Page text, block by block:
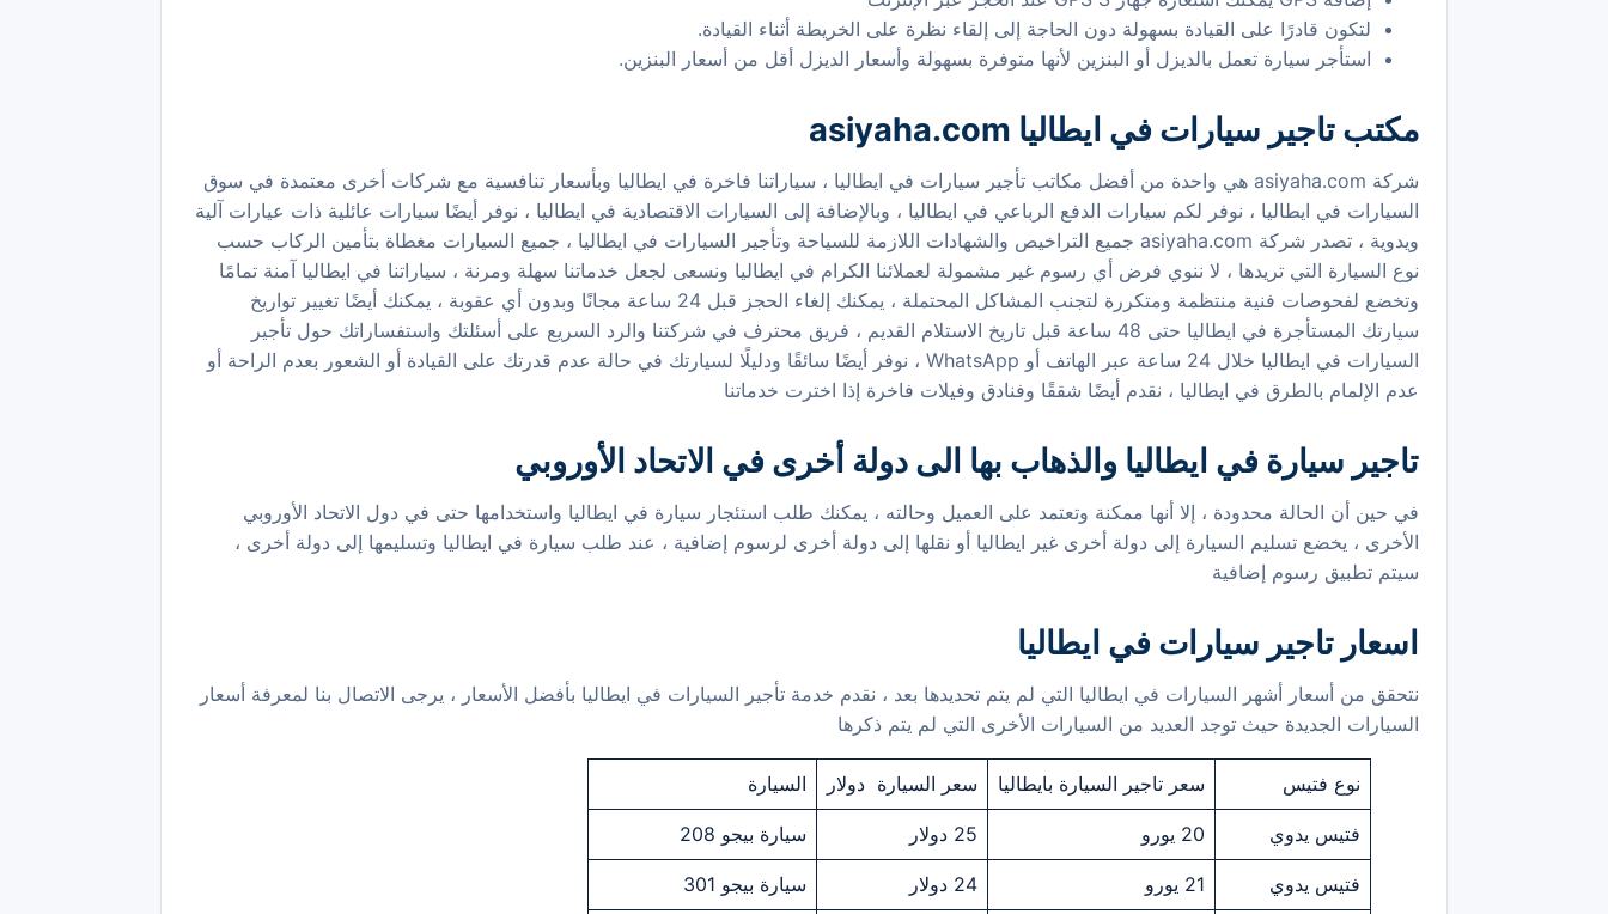
لتكون قادرًا على القيادة بسهولة دون الحاجة إلى إلقاء نظرة على الخريطة أثناء القيادة.
استأجر سيارة تعمل بالديزل أو البنزين لأنها متوفرة بسهولة وأسعار الديزل أقل من أسعار البنزين.
مكتب تاجير سيارات في ايطاليا asiyaha.com
شركة asiyaha.com هي واحدة من أفضل مكاتب تأجير سيارات في ايطاليا ، سياراتنا فاخرة في ايطاليا وبأسعار تنافسية مع شركات أخرى معتمدة في سوق
السيارات في ايطاليا ، نوفر لكم سيارات الدفع الرباعي في ايطاليا ، وبالإضافة إلى السيارات الاقتصادية في ايطاليا ، نوفر أيضًا سيارات عائلية ذات عيارات آلية
ويدوية ، تصدر شركة asiyaha.com جميع التراخيص والشهادات اللازمة للسياحة وتأجير السيارات في ايطاليا ، جميع السيارات مغطاة بتأمين الركاب حسب
نوع السيارة التي تريدها ، لا ننوي فرض أي رسوم غير مشمولة لعملائنا الكرام في ايطاليا ونسعى لجعل خدماتنا سهلة ومرنة ، سياراتنا في ايطاليا آمنة تمامًا
وتخضع لفحوصات فنية منتظمة ومتكررة لتجنب المشاكل المحتملة ، يمكنك إلغاء الحجز قبل 24 ساعة مجانًا وبدون أي عقوبة ، يمكنك أيضًا تغيير تواريخ
سيارتك المستأجرة في ايطاليا حتى 48 ساعة قبل تاريخ الاستلام القديم ، فريق محترف في شركتنا والرد السريع على أسئلتك واستفساراتك حول تأجير
السيارات في ايطاليا خلال 24 ساعة عبر الهاتف أو WhatsApp ، نوفر أيضًا سائقًا ودليلًا لسيارتك في حالة عدم قدرتك على القيادة أو الشعور بعدم الراحة أو
عدم الإلمام بالطرق في ايطاليا ، نقدم أيضًا شققًا وفنادق وفيلات فاخرة إذا اخترت خدماتنا
تاجير سيارة في ايطاليا والذهاب بها الى دولة أخرى في الاتحاد الأوروبي
في حين أن الحالة محدودة ، إلا أنها ممكنة وتعتمد على العميل وحالته ، يمكنك طلب استئجار سيارة في ايطاليا واستخدامها حتى في دول الاتحاد الأوروبي
الأخرى ، يخضع تسليم السيارة إلى دولة أخرى غير ايطاليا أو نقلها إلى دولة أخرى لرسوم إضافية ، عند طلب سيارة في ايطاليا وتسليمها إلى دولة أخرى ،
سيتم تطبيق رسوم إضافية
اسعار تاجير سيارات في ايطاليا
نتحقق من أسعار أشهر السيارات في ايطاليا التي لم يتم تحديدها بعد ، نقدم خدمة تأجير السيارات في ايطاليا بأفضل الأسعار ، يرجى الاتصال بنا لمعرفة أسعار
السيارات الجديدة حيث توجد العديد من السيارات الأخرى التي لم يتم ذكرها
نوع فتيس سعر تاجير السيارة بايطاليا سعر السيارة دولار السيارة
فتيس يدوي 20 يورو 25 دولار سيارة بيجو 208
فتيس يدوي 21 يورو 24 دولار سيارة بيجو 301